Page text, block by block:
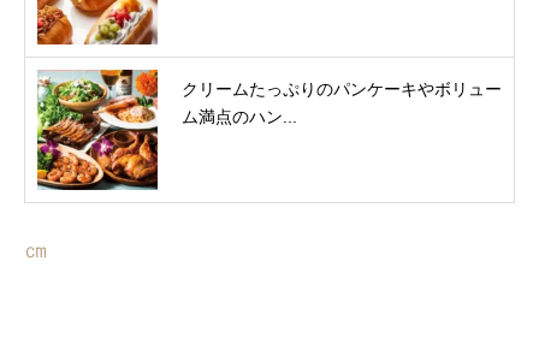
クリームたっぷりのパンケーキやボリュー
ム満点のハン...
㎝